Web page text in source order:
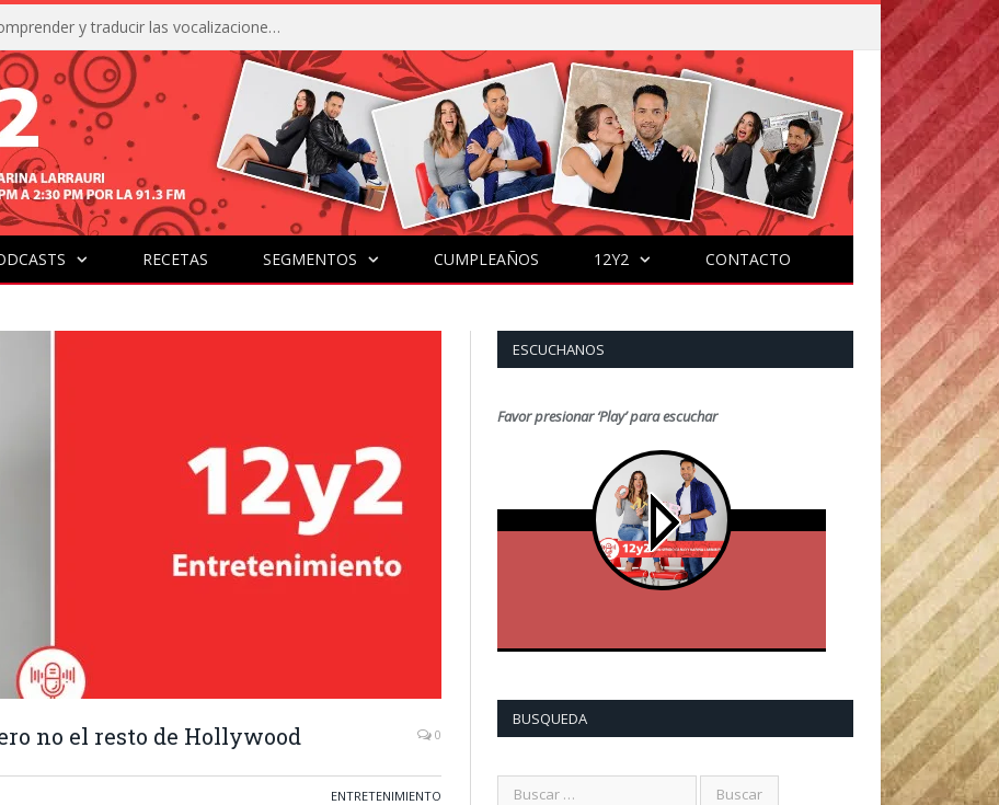
La IA está acercándonos a comprender y traducir las vocalizaciones y comportamientos de nuestras mascotas
RECETAS SEGMENTOS CUMPLEAÑOS 12Y2 CONTACTO
no el resto de Hollywood 0
ENTRETENIMIENTO
ESCUCHANOS
Favor presionar ‘Play’ para escuchar
BUSQUEDA